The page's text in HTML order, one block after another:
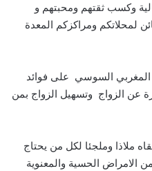
وكسب ثقتهم ومحبتهم و
لمحلاتكم ومراكزكم المعدة
المغربي السوسي على فوائد
عن الزواج وتسهيل الزواج بمن
ملاذا وملجئا لكل من يحتاج
الامراض الحسية والمعنوية